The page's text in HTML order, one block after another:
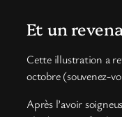
Et un
Cette illustration a
octobre (souvenez-
Après l’avoir